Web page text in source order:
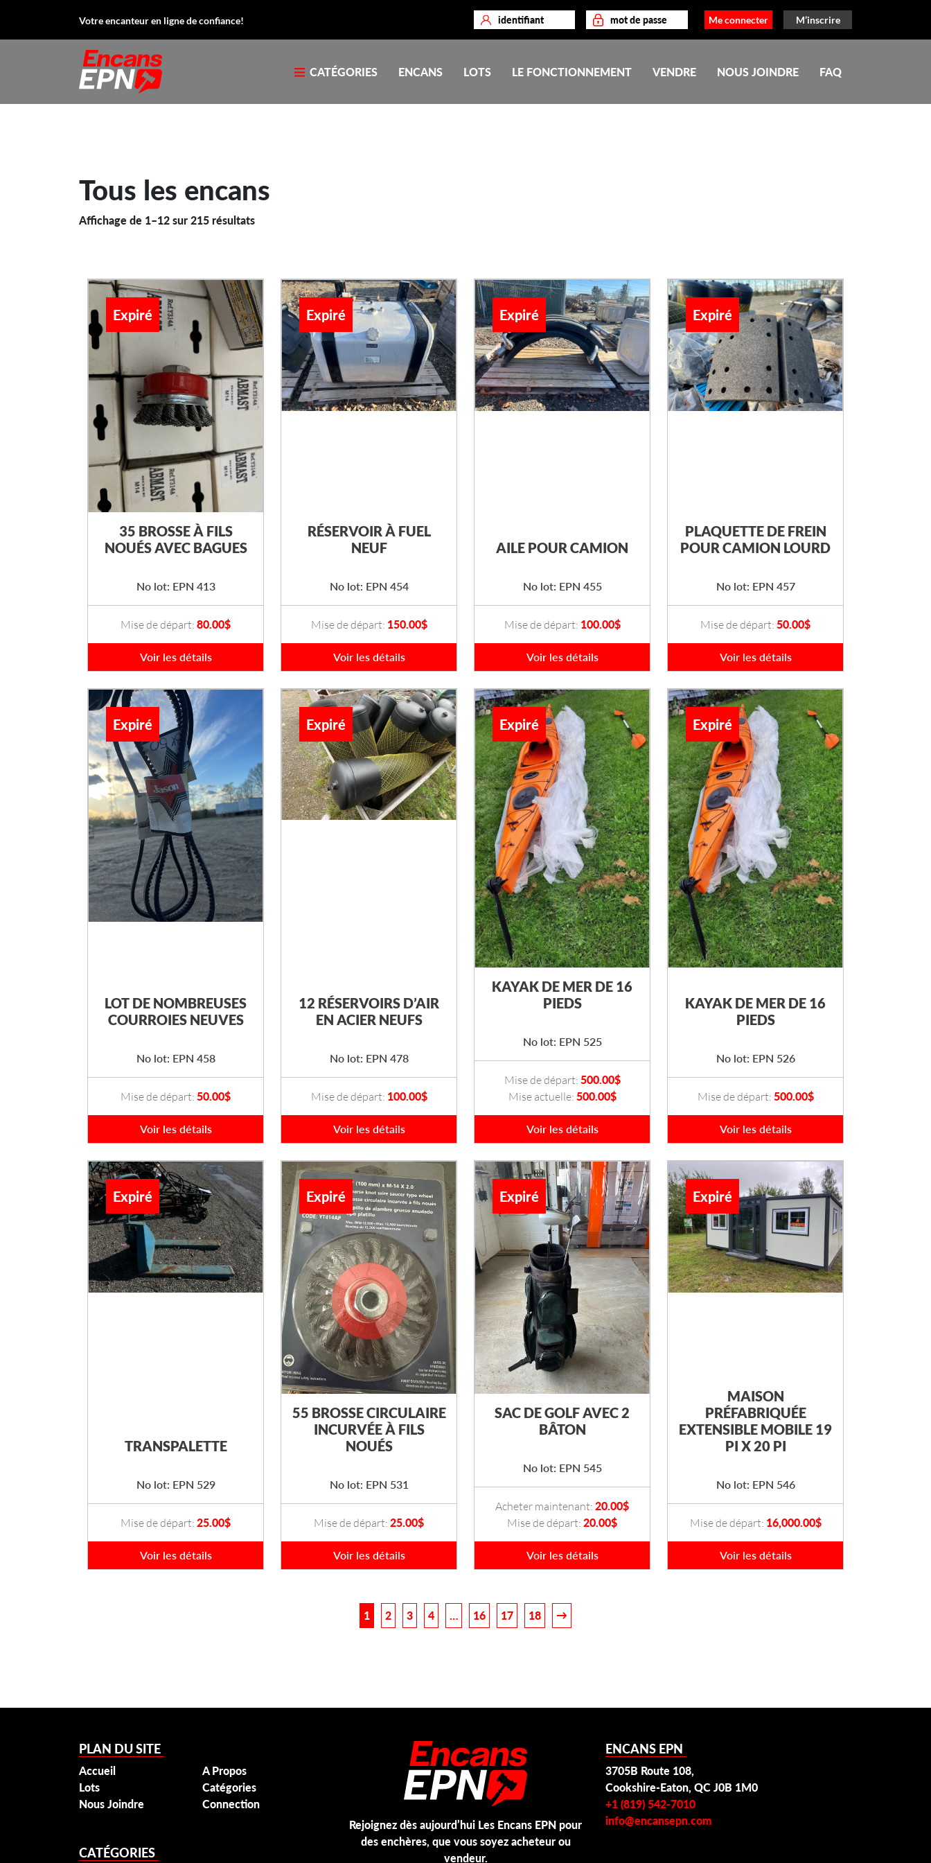
Votre encanteur en ligne de confiance! Me connecter M’inscrire
CATÉGORIES ENCANS LOTS LE FONCTIONNEMENT VENDRE NOUS JOINDRE FAQ
Tous les encans
Affichage de 1–12 sur 215 résultats
Expiré
35 BROSSE À FILS
NOUÉS AVEC BAGUES
No lot: EPN 413
Mise de départ: 80.00$
Voir les détails
Expiré
RÉSERVOIR À FUEL
NEUF
No lot: EPN 454
Mise de départ: 150.00$
Voir les détails
Expiré
AILE POUR CAMION
No lot: EPN 455
Mise de départ: 100.00$
Voir les détails
Expiré
PLAQUETTE DE FREIN
POUR CAMION LOURD
No lot: EPN 457
Mise de départ: 50.00$
Voir les détails
Expiré
LOT DE NOMBREUSES
COURROIES NEUVES
No lot: EPN 458
Mise de départ: 50.00$
Voir les détails
Expiré
12 RÉSERVOIRS D’AIR
EN ACIER NEUFS
No lot: EPN 478
Mise de départ: 100.00$
Voir les détails
Expiré
KAYAK DE MER DE 16
PIEDS
No lot: EPN 525
Mise de départ: 500.00$
Mise actuelle: 500.00$
Voir les détails
Expiré
KAYAK DE MER DE 16
PIEDS
No lot: EPN 526
Mise de départ: 500.00$
Voir les détails
Expiré
TRANSPALETTE
No lot: EPN 529
Mise de départ: 25.00$
Voir les détails
Expiré
55 BROSSE CIRCULAIRE
INCURVÉE À FILS
NOUÉS
No lot: EPN 531
Mise de départ: 25.00$
Voir les détails
Expiré
SAC DE GOLF AVEC 2
BÂTON
No lot: EPN 545
Acheter maintenant: 20.00$
Mise de départ: 20.00$
Voir les détails
Expiré
MAISON
PRÉFABRIQUÉE
EXTENSIBLE MOBILE 19
PI X 20 PI
No lot: EPN 546
Mise de départ: 16,000.00$
Voir les détails
1 2 3 4 … 16 17 18 →
PLAN DU SITE
Accueil
A Propos
Lots
Catégories
Nous Joindre
Connection
CATÉGORIES
Rejoignez dès aujourd’hui Les Encans EPN pour
des enchères, que vous soyez acheteur ou
vendeur.
ENCANS EPN
3705B Route 108,
Cookshire-Eaton, QC J0B 1M0
+1 (819) 542-7010
info@encansepn.com